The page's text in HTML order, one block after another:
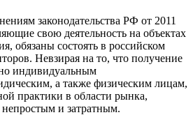
законодательства РФ от 2011
свою деятельность на объектах
обязаны состоять в российском
Невзирая на то, что получение
индивидуальным
а также физическим лицам,
практики в области рынка,
непростым и затратным.